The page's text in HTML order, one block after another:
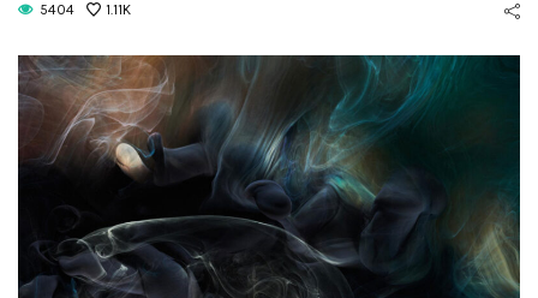
5404 1.11K